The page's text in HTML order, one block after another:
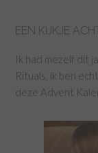
EEN KIJKJE
Ik had mezelf dit
Rituals, ik ben
deze Advent